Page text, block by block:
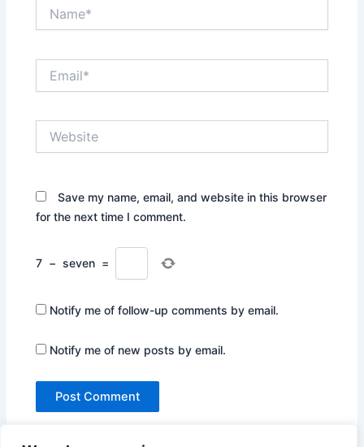
Save my name, email, and website in this browser
for the next time I comment.
7 − seven =
Notify me of follow-up comments by email.
Notify me of new posts by email.